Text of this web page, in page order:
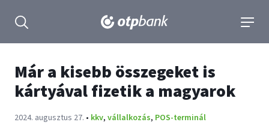
Keresés kinyitása
Már a kisebb összegeket is
kártyával fizetik a magyarok
Publikálva:
2024. augusztus 27. • kkv, vállalkozás, POS-terminál